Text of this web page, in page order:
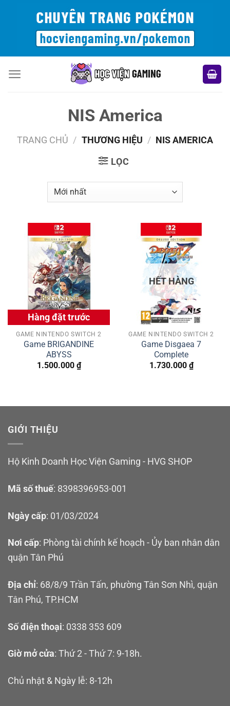
NIS America
TRANG CHỦ / THƯƠNG HIỆU / NIS AMERICA
LỌC
Hàng đặt trước
GAME NINTENDO SWITCH 2
Game BRIGANDINE
ABYSS
1.500.000 ₫
HẾT HÀNG
GAME NINTENDO SWITCH 2
Game Disgaea 7
Complete
1.730.000 ₫
GIỚI THIỆU
Hộ Kinh Doanh Học Viện Gaming - HVG SHOP
Mã số thuế: 8398396953-001
Ngày cấp: 01/03/2024
Nơi cấp: Phòng tài chính kế hoạch - Ủy ban nhân dân
quận Tân Phú
Địa chỉ: 68/8/9 Trần Tấn, phường Tân Sơn Nhì, quận
Tân Phú, TP.HCM
Số điện thoại: 0338 353 609
Giờ mở cửa: Thứ 2 - Thứ 7: 9-18h.
Chủ nhật & Ngày lễ: 8-12h